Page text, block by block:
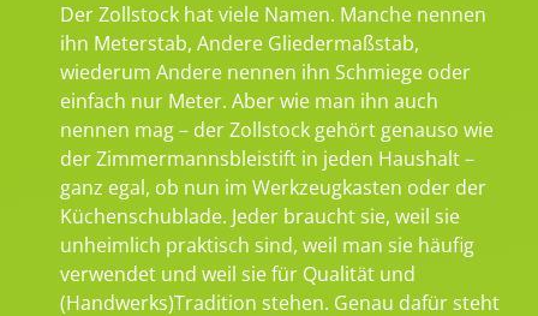
Der Zollstock hat viele Namen. Manche nennen
ihn Meterstab, Andere Gliedermaßstab,
wiederum Andere nennen ihn Schmiege oder
einfach nur Meter. Aber wie man ihn auch
nennen mag – der Zollstock gehört genauso wie
der Zimmermannsbleistift in jeden Haushalt –
ganz egal, ob nun im Werkzeugkasten oder der
Küchenschublade. Jeder braucht sie, weil sie
unheimlich praktisch sind, weil man sie häufig
verwendet und weil sie für Qualität und
(Handwerks)Tradition stehen. Genau dafür steht